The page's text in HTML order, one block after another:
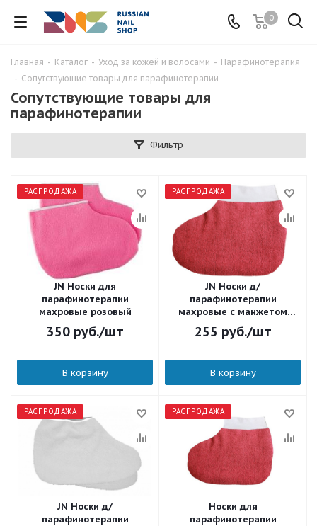
0
Главная - Каталог - Уход за кожей и волосами - Парафинотерапия
- Сопутствующие товары для парафинотерапии
Сопутствующие товары для
парафинотерапии
Фильтр
РАСПРОДАЖА
JN Носки для
парафинотерапии
махровые розовый
350руб./шт
В корзину
РАСПРОДАЖА
JN Носки д/
парафинотерапии
махровые с манжетом
Бордо Россия 87678
255 руб./шт
В корзину
РАСПРОДАЖА
JN Носки д/
парафинотерапии
РАСПРОДАЖА
Носки для
парафинотерапии